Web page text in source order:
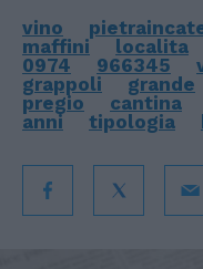
vino
maffini
localita
0974
966345
grappoli
grande
pregio
cantina
anni
tipologia